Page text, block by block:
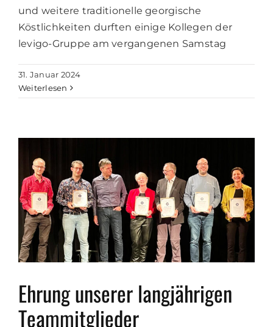
und weitere traditionelle georgische
Köstlichkeiten durften einige Kollegen der
levigo-Gruppe am vergangenen Samstag
31. Januar 2024
Weiterlesen
Ehrung unserer langjährigen
Teammitglieder